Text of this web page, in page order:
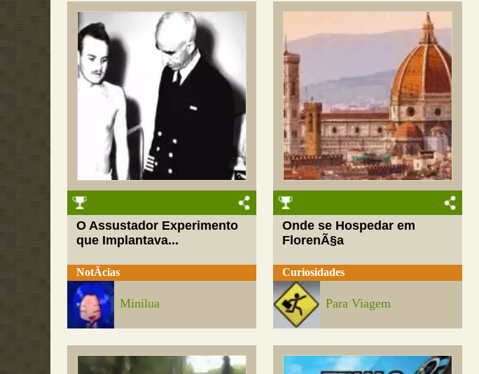
O Assustador Experimento
que Implantava...
NotÃ­cias
Minilua
Onde se Hospedar em
FlorenÃ§a
Curiosidades
Para Viagem